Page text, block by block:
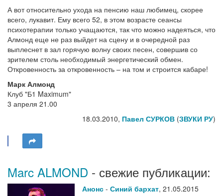
А вот относительно ухода на пенсию наш любимец, скорее
всего, лукавит. Ему всего 52, в этом возрасте сеансы
психотерапии только учащаются, так что можно надеяться, что
Алмонд еще не раз выйдет на сцену и в очередной раз
выплеснет в зал горячую волну своих песен, совершив со
зрителем столь необходимый энергетический обмен.
Откровенность за откровенность – на том и строится кабаре!
Марк Алмонд
Клуб "Б1 Maximum"
3 апреля 21.00
18.03.2010, Павел СУРКОВ (ЗВУКИ РУ)
Marc ALMOND - свежие публикации:
Анонс - Синий бархат, 21.05.2015